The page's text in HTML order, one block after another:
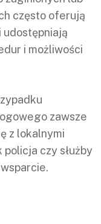
często oferują
udostępniają
i możliwości
zawsze
z lokalnymi
czy służby